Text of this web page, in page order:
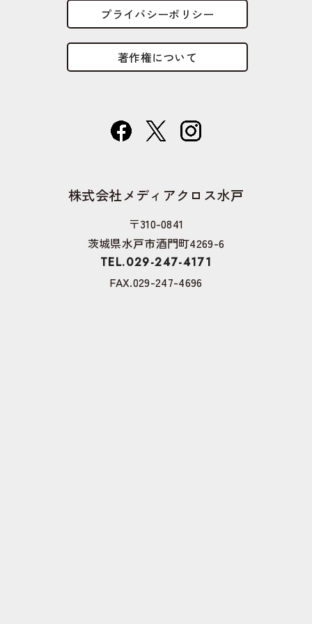
プライバシーポリシー
著作権について
株式会社メディアクロス水戸
〒310-0841
茨城県水戸市酒門町4269-6
TEL.029-247-4171
FAX.029-247-4696